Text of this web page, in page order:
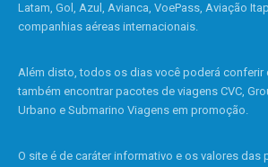
Latam, Gol, Azul, Avianca, VoePass, Aviação
companhias aéreas internacionais.
Além disto, todos os dias você poderá conferir
também encontrar pacotes de viagens CVC,
Urbano e Submarino Viagens em promoção.
O site é de caráter informativo e os valores das